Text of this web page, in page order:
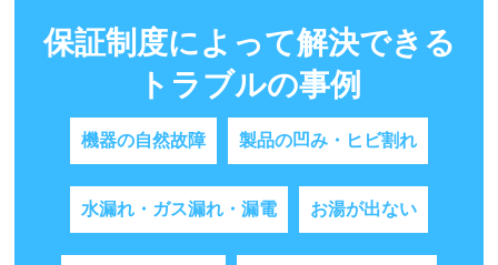
保証制度によって解決できる
トラブルの事例
機器の自然故障 製品の凹み・ヒビ割れ
水漏れ・ガス漏れ・漏電 お湯が出ない